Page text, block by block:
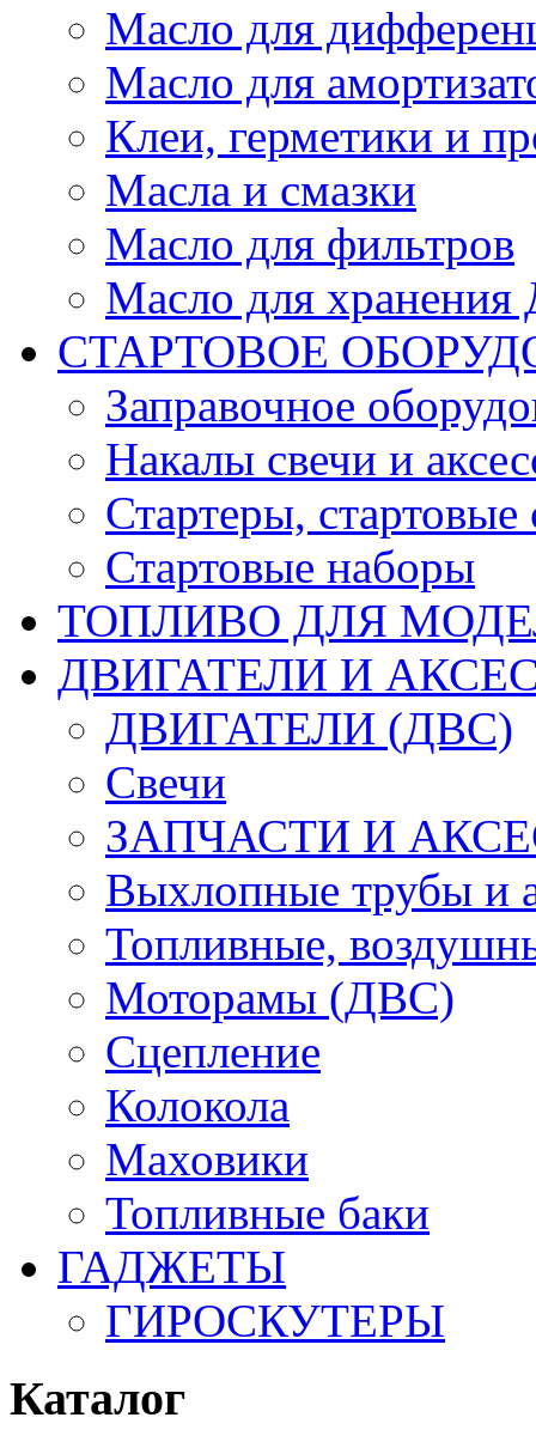
Масло для
Масло для
Клеи, герметики и
Масла и смазки
Масло для фильтров
Масло для
СТАРТОВОЕ
Заправочное
Накалы свечи и
Стартеры, стартовые
Стартовые наборы
ТОПЛИВО ДЛЯ
ДВИГАТЕЛИ И
ДВИГАТЕЛИ (ДВС)
Свечи
ЗАПЧАСТИ И
Выхлопные трубы и
Топливные,
Моторамы (ДВС)
Сцепление
Колокола
Маховики
Топливные баки
ГАДЖЕТЫ
ГИРОСКУТЕРЫ
Каталог